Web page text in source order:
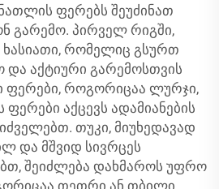
ფერებს შეუძინათ
გარემო. პირველ რიგში,
ხასიათი, რომელიც გსურთ
და აქტიური გარემოსთვის
ფერები, როგორიცაა ლურჯი,
ფერები აქცევს ადამიანების
თუკი, მიუხედავად
და მშვიდ სივრცეს
შეიძლება დახმაროს უფრო
თეთრი ან თბილი